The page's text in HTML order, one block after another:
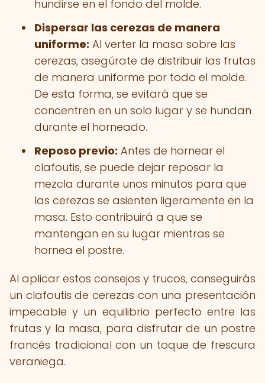
hundirse en el fondo del molde.
Dispersar las cerezas de manera
uniforme: Al verter la masa sobre las
cerezas, asegúrate de distribuir las frutas
de manera uniforme por todo el molde.
De esta forma, se evitará que se
concentren en un solo lugar y se hundan
durante el horneado.
Reposo previo: Antes de hornear el
clafoutis, se puede dejar reposar la
mezcla durante unos minutos para que
las cerezas se asienten ligeramente en la
masa. Esto contribuirá a que se
mantengan en su lugar mientras se
hornea el postre.
Al aplicar estos consejos y trucos, conseguirás
un clafoutis de cerezas con una presentación
impecable y un equilibrio perfecto entre las
frutas y la masa, para disfrutar de un postre
francés tradicional con un toque de frescura
veraniega.